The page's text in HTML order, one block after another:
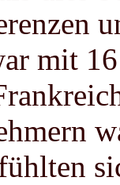
mit